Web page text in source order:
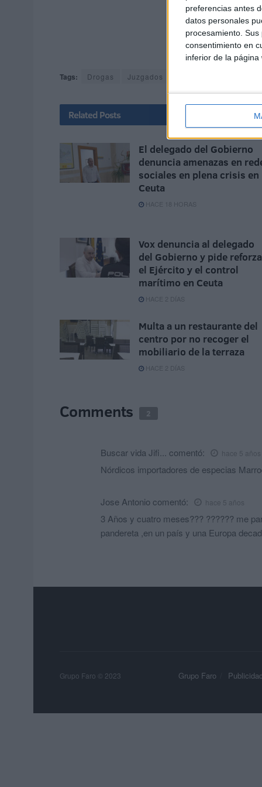
preferencias antes
datos personales
procesamiento.
consentimiento en
inferior de la página
Tags: Drogas Juzgados
Related Posts
El delegado del Gobierno
denuncia amenazas en
sociales en plena crisis en
Ceuta
HACE 18 HORAS
Vox denuncia al delegado
del Gobierno y pide
el Ejército y el control
marítimo en Ceuta
HACE 2 DÍAS
Multa a un restaurante del
centro por no recoger el
mobiliario de la terraza
HACE 2 DÍAS
Comments 2
Buscar vida Jifi... comentó: hace 5 años
Nórdicos importadores de especias
Jose Antonio comentó: hace 5 años
3 Años y cuatro meses??? ?????? me
pandereta ,en un país y una Europa
Grupo Faro Publicidad
Grupo Faro © 2023